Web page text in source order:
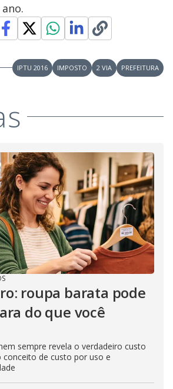
IPTU 2016 IMPOSTO 2 VIA PREFEITURA
roupa barata pode
do que você
sempre revela o verdadeiro custo
conceito de custo por uso e